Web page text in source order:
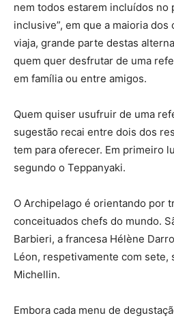
nem todos estarem incluídos no
inclusive”, em que a maioria
viaja, grande parte destas
quem quer desfrutar de uma
em família ou entre amigos.
Quem quiser usufruir de uma
sugestão recai entre dois dos
tem para oferecer. Em primeiro
segundo o Teppanyaki.
O Archipelago é orientando por
conceituados chefs do mundo.
Barbieri, a francesa Hélène
Léon, respetivamente com sete,
Michellin.
Embora cada menu de